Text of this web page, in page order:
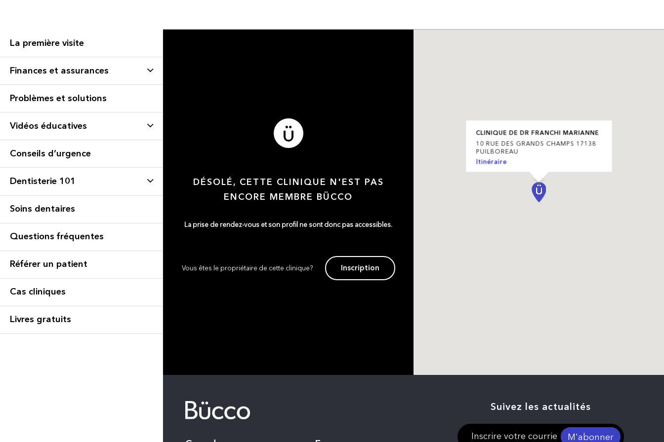
La première visite
Finances et assurances
Problèmes et solutions
Vidéos éducatives
Conseils d’urgence
Dentisterie 101
Soins dentaires
Questions fréquentes
Référer un patient
Cas cliniques
Livres gratuits
DÉSOLÉ, CETTE CLINIQUE N'EST PAS
ENCORE MEMBRE BÜCCO
La prise de rendez-vous et son profil ne sont donc pas accessibles.
Vous êtes le propriétaire de cette clinique? Inscription
CLINIQUE DE DR FRANCHI MARIANNE
10 RUE DES GRANDS CHAMPS 17138
PUILBOREAU
Itinéraire
Suivez les actualités
M'abonner